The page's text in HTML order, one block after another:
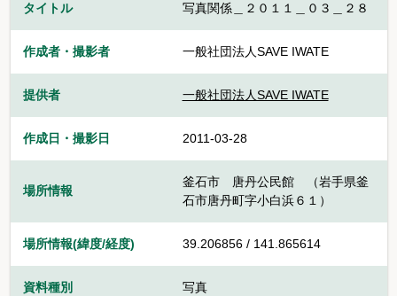
タイトル 写真関係＿２０１１＿０３＿２８
作成者・撮影者 一般社団法人SAVE IWATE
提供者 一般社団法人SAVE IWATE
作成日・撮影日 2011-03-28
場所情報
釜石市 唐丹公民館 （岩手県釜
石市唐丹町字小白浜６１）
場所情報(緯度/経度) 39.206856 / 141.865614
資料種別 写真